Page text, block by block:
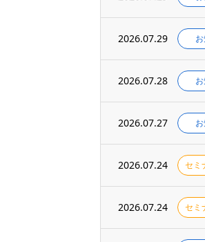
2026.07.29
2026.07.28
2026.07.27
2026.07.24 セミ
2026.07.24 セミ